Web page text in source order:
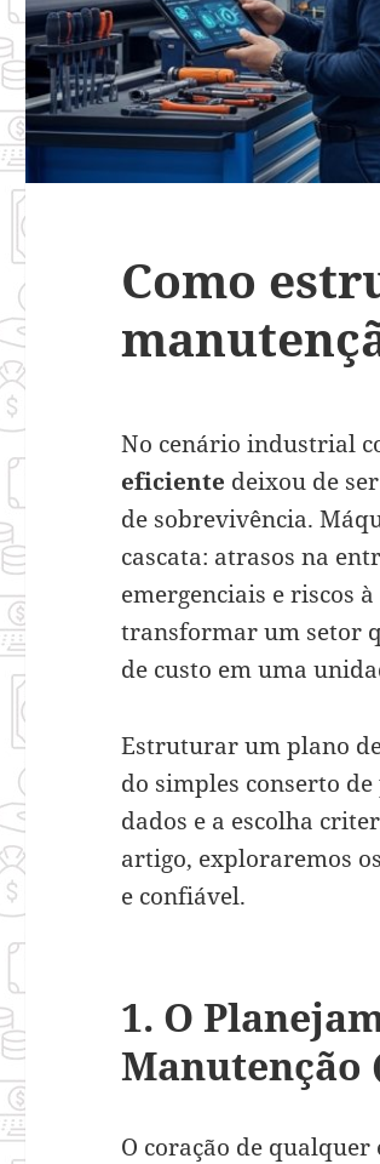
Como
No cenário industrial
eficiente deixou de
de sobrevivência.
cascata: atrasos na
emergenciais e riscos
transformar um setor
de custo em uma
Estruturar um plano
do simples conserto
dados e a escolha
artigo, exploraremos
e confiável.
1. O
Manutenção
O coração de qualquer